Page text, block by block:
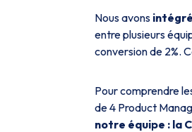
Nous avons
entre plusieurs
conversion de 2%.
Pour comprendre
de 4 Product
notre équipe : la